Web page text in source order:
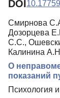
DOI
Смирнова
Дозорцева
С.С.,
Калинина
О
показаний
Психология